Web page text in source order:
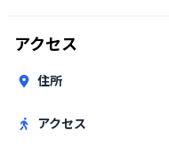
アクセス
住所
アクセス